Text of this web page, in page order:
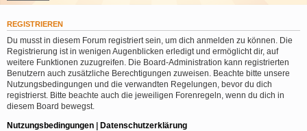
REGISTRIEREN
Du musst in diesem Forum registriert sein, um dich anmelden zu können. Die
Registrierung ist in wenigen Augenblicken erledigt und ermöglicht dir, auf
weitere Funktionen zuzugreifen. Die Board-Administration kann registrierten
Benutzern auch zusätzliche Berechtigungen zuweisen. Beachte bitte unsere
Nutzungsbedingungen und die verwandten Regelungen, bevor du dich
registrierst. Bitte beachte auch die jeweiligen Forenregeln, wenn du dich in
diesem Board bewegst.
Nutzungsbedingungen | Datenschutzerklärung